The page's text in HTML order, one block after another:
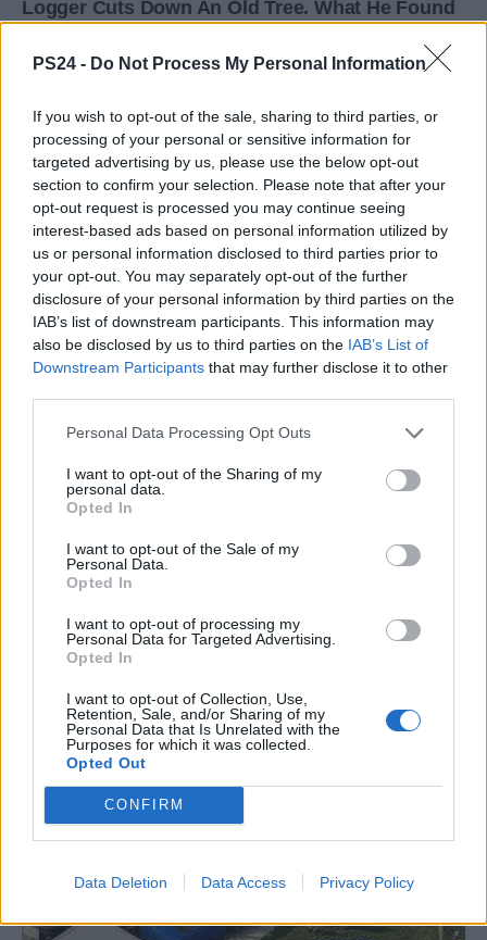
PS24 - Do Not Process My Personal Information
If you wish to opt-out of the sale, sharing to third parties, or
processing of your personal or sensitive information for
targeted advertising by us, please use the below opt-out
section to confirm your selection. Please note that after your
opt-out request is processed you may continue seeing
interest-based ads based on personal information utilized by
us or personal information disclosed to third parties prior to
your opt-out. You may separately opt-out of the further
disclosure of your personal information by third parties on the
IAB’s list of downstream participants. This information may
also be disclosed by us to third parties on the IAB’s List of
Downstream Participants that may further disclose it to other
Personal Data Processing Opt Outs
I want to opt-out of the Sharing of my
personal data.
Opted In
I want to opt-out of the Sale of my
Personal Data.
Opted In
I want to opt-out of processing my
Personal Data for Targeted Advertising.
Opted In
I want to opt-out of Collection, Use,
Retention, Sale, and/or Sharing of my
Personal Data that Is Unrelated with the
Purposes for which it was collected.
Opted Out
CONFIRM
Data Deletion Data Access Privacy Policy